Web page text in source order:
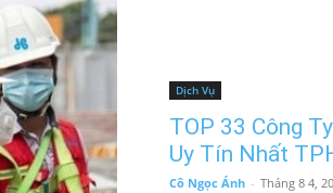
Dịch Vụ
TOP 33 Công
Uy Tín Nhất
Cô Ngọc Ánh - Tháng 8 4,